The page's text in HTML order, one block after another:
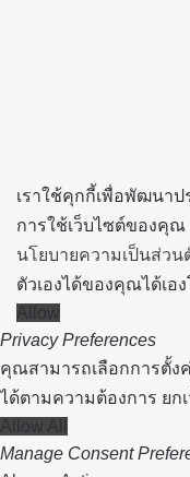
เราใช้คุกกี้เพื่อพัฒนา
การใช้เว็บไซต์ของคุ
นโยบายความเป็นส่วน
ตัวเองได้ของคุณได้เอ
Allow
Privacy Preferences
คุณสามารถเลือกการตั้ง
ได้ตามความต้องการ ยก
Allow All
Manage Consent